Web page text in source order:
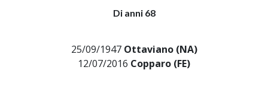
Di anni 68
25/09/1947 Ottaviano (NA)
12/07/2016 Copparo (FE)